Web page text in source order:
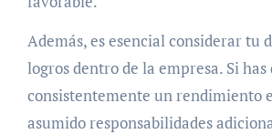
Además, es esencial considerar tu
logros dentro de la empresa. Si
consistentemente un rendimiento
asumido responsabilidades